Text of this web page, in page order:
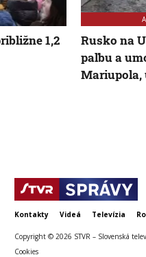
1,2
Rusko na
paľbu a
Mariupola,
Kontakty Videá Televízia
Copyright © 2026 STVR – Slovenská
Cookies